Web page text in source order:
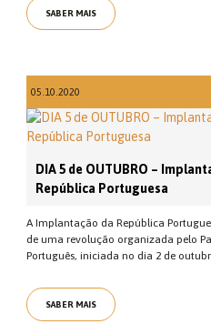
SABER MAIS
05.10.2020
DIA 5 de OUTUBRO –
República Portuguesa
A Implantação da República
de uma revolução organizada pelo
Português, iniciada no dia 2 de
SABER MAIS